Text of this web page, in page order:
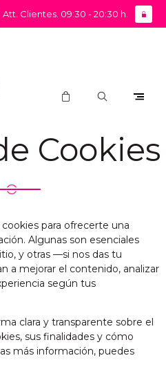
Att. Clientes. 09:30 - 20:30 h.
Cookies
para ofrecerte una
Algunas son esenciales
y otras —si nos das tu
a mejorar el contenido, analizar
según tus
clara y transparente sobre el
sus finalidades y cómo
más información, puedes